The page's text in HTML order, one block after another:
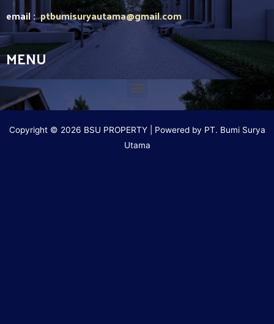
email :ptbumisuryautama@gmail.com
MENU
Copyright © 2026 BSU PROPERTY | Powered by PT. Bumi Surya
Utama